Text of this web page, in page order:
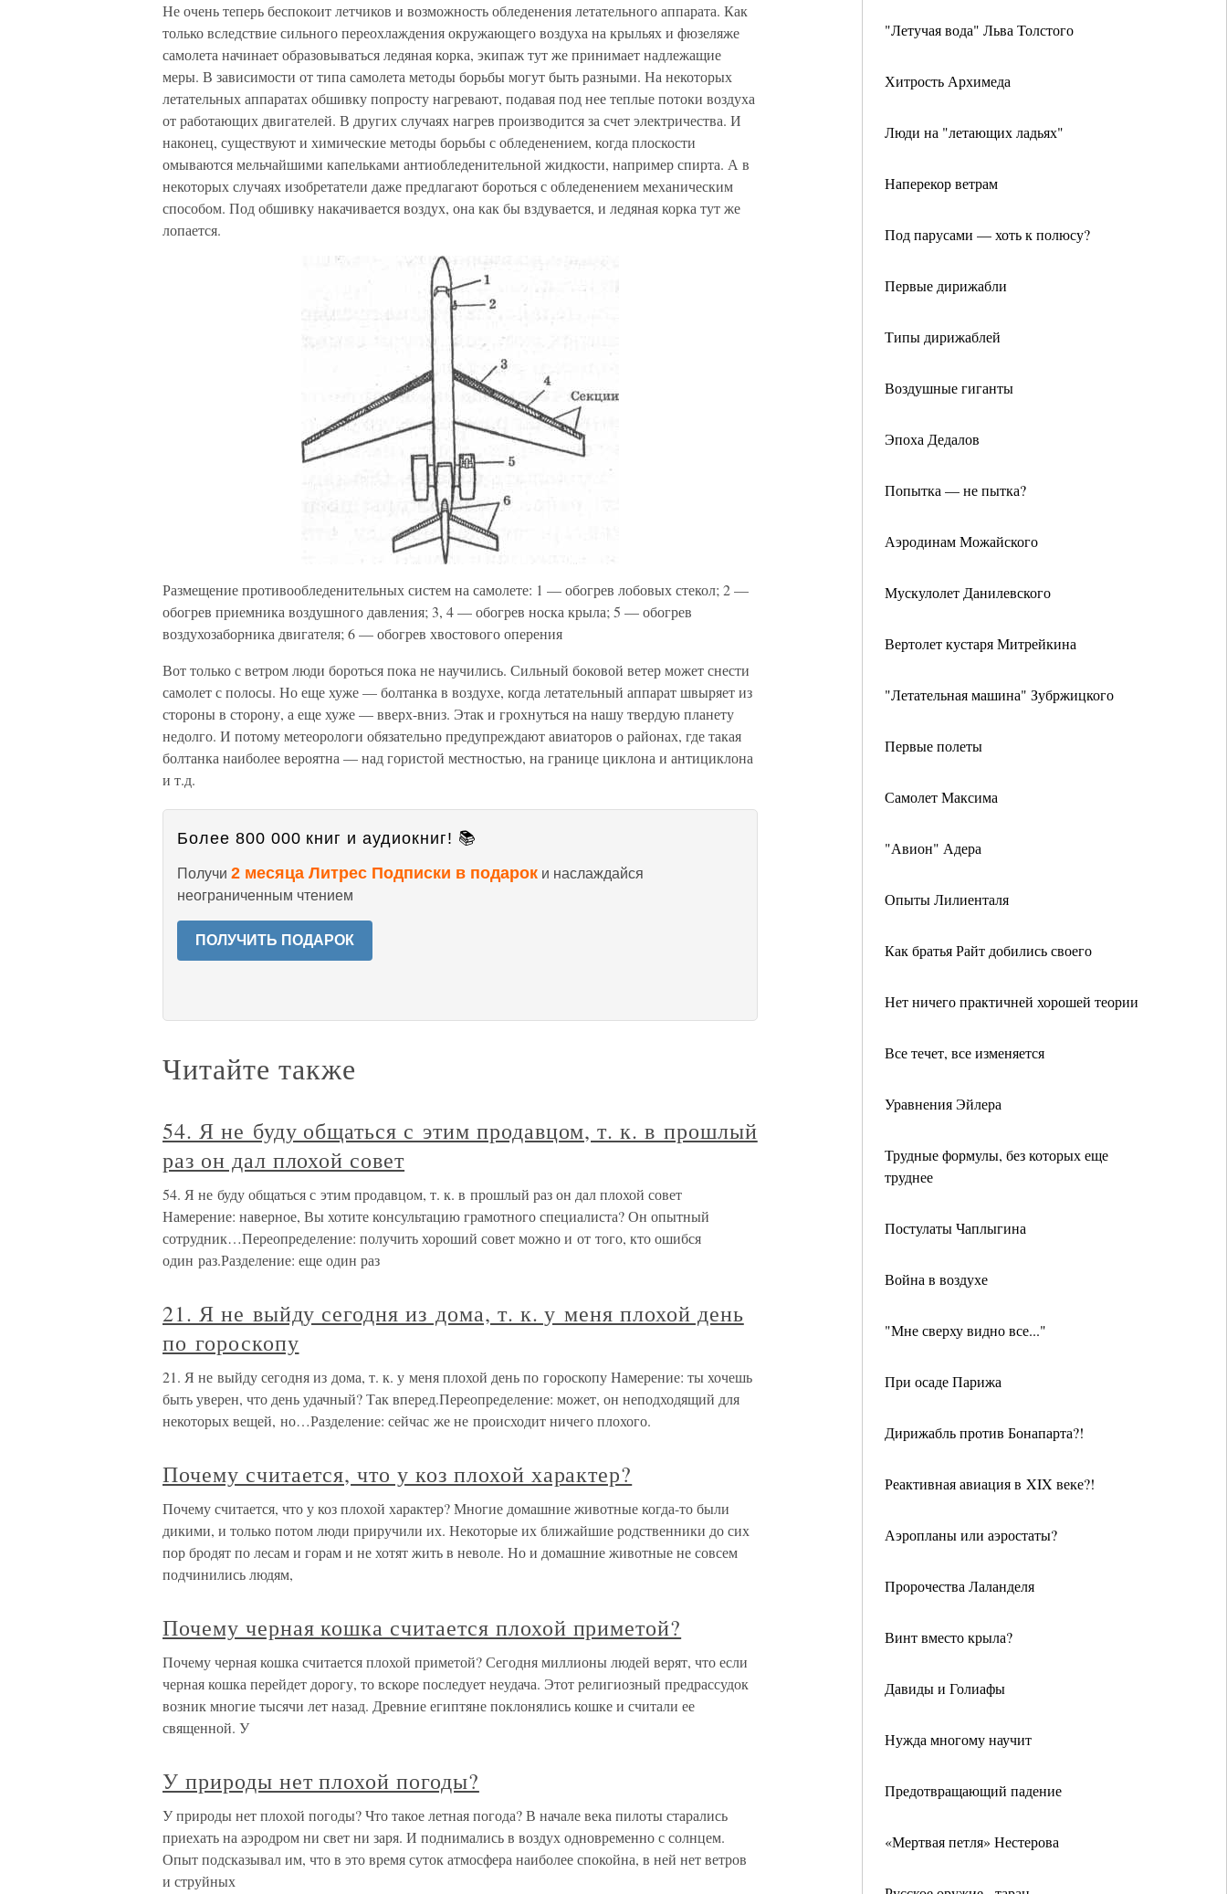
"Летучая вода" Льва Толстого
Хитрость Архимеда
Люди на "летающих ладьях"
Наперекор ветрам
Под парусами — хоть к полюсу?
Первые дирижабли
Типы дирижаблей
Воздушные гиганты
Эпоха Дедалов
Попытка — не пытка?
Аэродинам Можайского
Мускулолет Данилевского
Вертолет кустаря Митрейкина
"Летательная машина" Зубржицкого
Первые полеты
Самолет Максима
"Авион" Адера
Опыты Лилиенталя
Как братья Райт добились своего
Нет ничего практичней хорошей теории
Все течет, все изменяется
Уравнения Эйлера
Трудные формулы, без которых еще
труднее
Постулаты Чаплыгина
Война в воздухе
"Мне сверху видно все..."
При осаде Парижа
Дирижабль против Бонапарта?!
Реактивная авиация в XIX веке?!
Аэропланы или аэростаты?
Пророчества Лаланделя
Винт вместо крыла?
Давиды и Голиафы
Нужда многому научит
Предотвращающий падение
«Мертвая петля» Нестерова
Не очень теперь беспокоит летчиков и возможность обледенения летательного аппарата. Как
только вследствие сильного переохлаждения окружающего воздуха на крыльях и фюзеляже
самолета начинает образовываться ледяная корка, экипаж тут же принимает надлежащие
меры. В зависимости от типа самолета методы борьбы могут быть разными. На некоторых
летательных аппаратах обшивку попросту нагревают, подавая под нее теплые потоки воздуха
от работающих двигателей. В других случаях нагрев производится за счет электричества. И
наконец, существуют и химические методы борьбы с обледенением, когда плоскости
омываются мельчайшими капельками антиобледенительной жидкости, например спирта. А в
некоторых случаях изобретатели даже предлагают бороться с обледенением механическим
способом. Под обшивку накачивается воздух, она как бы вздувается, и ледяная корка тут же
лопается.
Размещение противообледенительных систем на самолете: 1 — обогрев лобовых стекол; 2 —
обогрев приемника воздушного давления; 3, 4 — обогрев носка крыла; 5 — обогрев
воздухозаборника двигателя; 6 — обогрев хвостового оперения
Вот только с ветром люди бороться пока не научились. Сильный боковой ветер может снести
самолет с полосы. Но еще хуже — болтанка в воздухе, когда летательный аппарат швыряет из
стороны в сторону, а еще хуже — вверх-вниз. Этак и грохнуться на нашу твердую планету
недолго. И потому метеорологи обязательно предупреждают авиаторов о районах, где такая
болтанка наиболее вероятна — над гористой местностью, на границе циклона и антициклона
и т.д.
Более 800 000 книг и аудиокниг! 📚
Получи 2 месяца Литрес Подписки в подарок и наслаждайся
неограниченным чтением
ПОЛУЧИТЬ ПОДАРОК
Читайте также
54. Я не буду общаться с этим продавцом, т. к. в прошлый
раз он дал плохой совет
54. Я не буду общаться с этим продавцом, т. к. в прошлый раз он дал плохой совет
Намерение: наверное, Вы хотите консультацию грамотного специалиста? Он опытный
сотрудник…Переопределение: получить хороший совет можно и от того, кто ошибся
один раз.Разделение: еще один раз
21. Я не выйду сегодня из дома, т. к. у меня плохой день
по гороскопу
21. Я не выйду сегодня из дома, т. к. у меня плохой день по гороскопу Намерение: ты хочешь
быть уверен, что день удачный? Так вперед.Переопределение: может, он неподходящий для
некоторых вещей, но…Разделение: сейчас же не происходит ничего плохого.
Почему считается, что у коз плохой характер?
Почему считается, что у коз плохой характер? Многие домашние животные когда-то были
дикими, и только потом люди приручили их. Некоторые их ближайшие родственники до сих
пор бродят по лесам и горам и не хотят жить в неволе. Но и домашние животные не совсем
подчинились людям,
Почему черная кошка считается плохой приметой?
Почему черная кошка считается плохой приметой? Сегодня миллионы людей верят, что если
черная кошка перейдет дорогу, то вскоре последует неудача. Этот религиозный предрассудок
возник многие тысячи лет назад. Древние египтяне поклонялись кошке и считали ее
священной. У
У природы нет плохой погоды?
У природы нет плохой погоды? Что такое летная погода? В начале века пилоты старались
приехать на аэродром ни свет ни заря. И поднимались в воздух одновременно с солнцем.
Опыт подсказывал им, что в это время суток атмосфера наиболее спокойна, в ней нет ветров
и струйных